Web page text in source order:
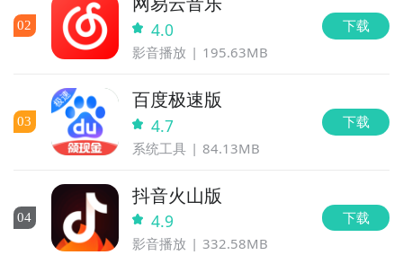
02 4.0
影音播放 195.63MB
下载
03
百度极速版
4.7
系统工具 84.13MB
下载
04
抖音火山版
4.9
影音播放 332.58MB
下载